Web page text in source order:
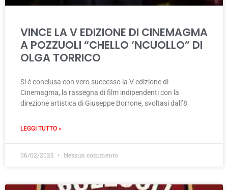
VINCE LA V EDIZIONE DI CINEMAGMA
A POZZUOLI “CHELLO ‘NCUOLLO” DI
OLGA TORRICO
Si è conclusa con vero successo la V edizione di
Cinemagma, la rassegna di film indipendenti con la
direzione artistica di Giuseppe Borrone, svoltasi dall’8
LEGGI TUTTO »
06/02/2025 Nessun commento